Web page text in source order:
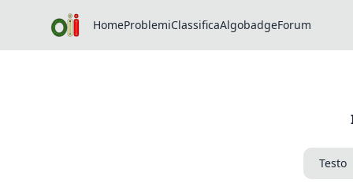
HomeProblemiClassificaAlgobadgeForum
Testo